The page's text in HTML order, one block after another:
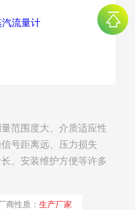
范围度大、介质适应性
号距离远、压力损失
、安装维护方便等许多
商性质：生产厂家